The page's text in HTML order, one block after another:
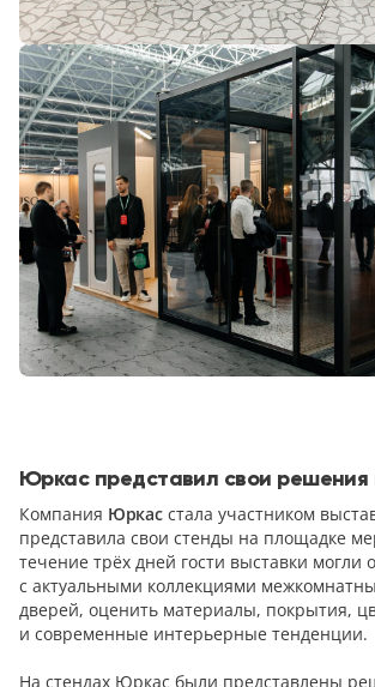
Юркас представил свои решения
Компания Юркасстала участником
представила свои стенды на площадке
течение трёх дней гости выставки могли
с актуальными коллекциями
дверей, оценить материалы, покрытия,
и современные интерьерные тенденции.
На стендах Юркас были представлены